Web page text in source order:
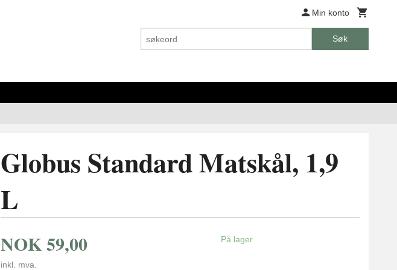
Min konto
Søk
Globus Standard Matskål, 1,9
L
NOK59,00
inkl. mva.
På lager